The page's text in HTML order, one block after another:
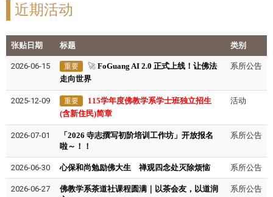
近期活动
张贴日期 标题 类别
2026-06-15 重要 🚀 FoGuang AI 2.0 正式上线！让佛法
走向世界
系所公告
2025-12-09 重要
115学年度佛教学系学士班独立招生
(含新住民)简章
活动
2026-07-01
「2026 寺志撰写初阶培训工作坊」开放报名
啦～！！
系所公告
2026-06-30 心保和尚勉励佛大生 禅观四念处灭除烦恼 系所公告
2026-06-27
佛教学系茶道社课程圆满｜以茶会友，以道润
系所公告